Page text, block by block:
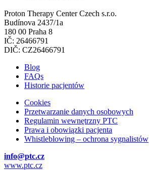
Proton Therapy Center Czech s.r.o.
Budínova 2437/1a
180 00 Praha 8
IČ: 26466791
DIČ: CZ26466791
Blog
FAQs
Historie pacjentów
Cookies
Przetwarzanie danych osobowych
Regulamin wewnętrzny PTC
Prawa i obowiązki pacjenta
Whistleblowing – ochrona sygnalistów
info@ptc.cz
www.ptc.cz